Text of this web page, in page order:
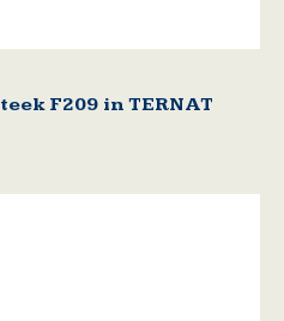
F209 in TERNAT